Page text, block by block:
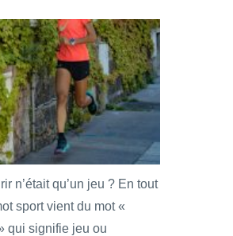
n’était qu’un jeu ? En tout
sport vient du mot «
qui signifie jeu ou